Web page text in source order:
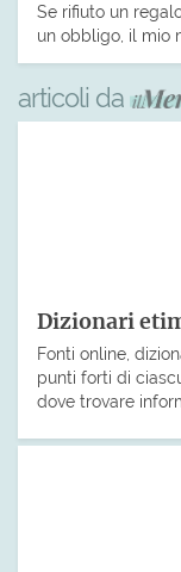
Se rifiuto un
un obbligo, il mio
articoli da
Dizionari
Fonti online,
punti forti di
dove trovare